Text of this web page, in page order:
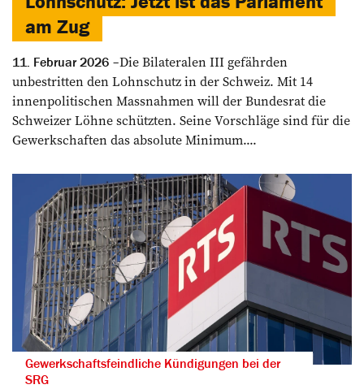
am Zug
11. Februar 2026
Die Bilateralen III gefährden
unbestritten den Lohnschutz in der Schweiz. Mit 14
innenpolitischen Massnahmen will der Bundesrat die
Schweizer Löhne schützten. Seine Vorschläge sind für die
Gewerkschaften das absolute Minimum....
Gewerkschaftsfeindliche Kündigungen bei der
SRG